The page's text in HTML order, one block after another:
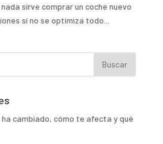
sirve comprar un coche nuevo
si no se optimiza todo...
ha cambiado, cómo te afecta y qué